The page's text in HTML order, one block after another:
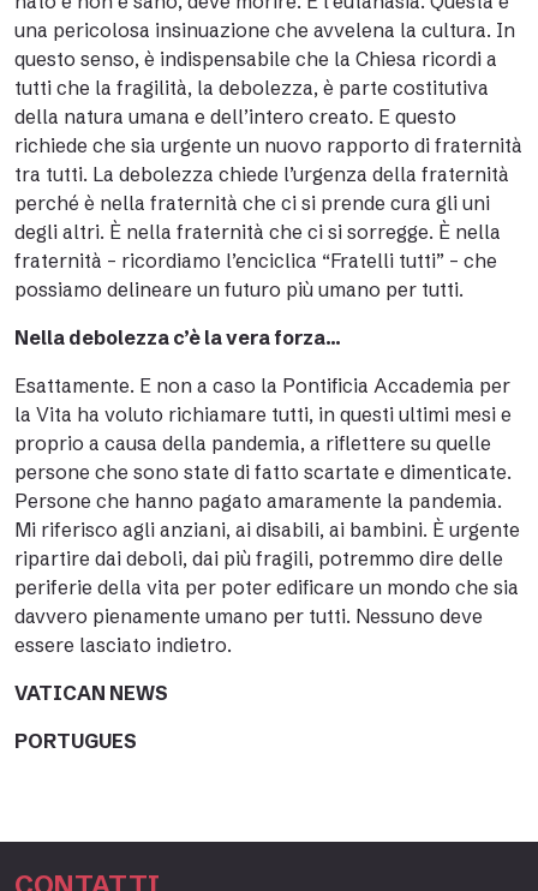
una pericolosa insinuazione che avvelena la cultura. In
questo senso, è indispensabile che la Chiesa ricordi a
tutti che la fragilità, la debolezza, è parte costitutiva
della natura umana e dell’intero creato. E questo
richiede che sia urgente un nuovo rapporto di fraternità
tra tutti. La debolezza chiede l’urgenza della fraternità
perché è nella fraternità che ci si prende cura gli uni
degli altri. È nella fraternità che ci si sorregge. È nella
fraternità – ricordiamo l’enciclica “Fratelli tutti” – che
possiamo delineare un futuro più umano per tutti.
Nella debolezza c’è la vera forza…
Esattamente. E non a caso la Pontificia Accademia per
la Vita ha voluto richiamare tutti, in questi ultimi mesi e
proprio a causa della pandemia, a riflettere su quelle
persone che sono state di fatto scartate e dimenticate.
Persone che hanno pagato amaramente la pandemia.
Mi riferisco agli anziani, ai disabili, ai bambini. È urgente
ripartire dai deboli, dai più fragili, potremmo dire delle
periferie della vita per poter edificare un mondo che sia
davvero pienamente umano per tutti. Nessuno deve
essere lasciato indietro.
VATICAN NEWS
PORTUGUES